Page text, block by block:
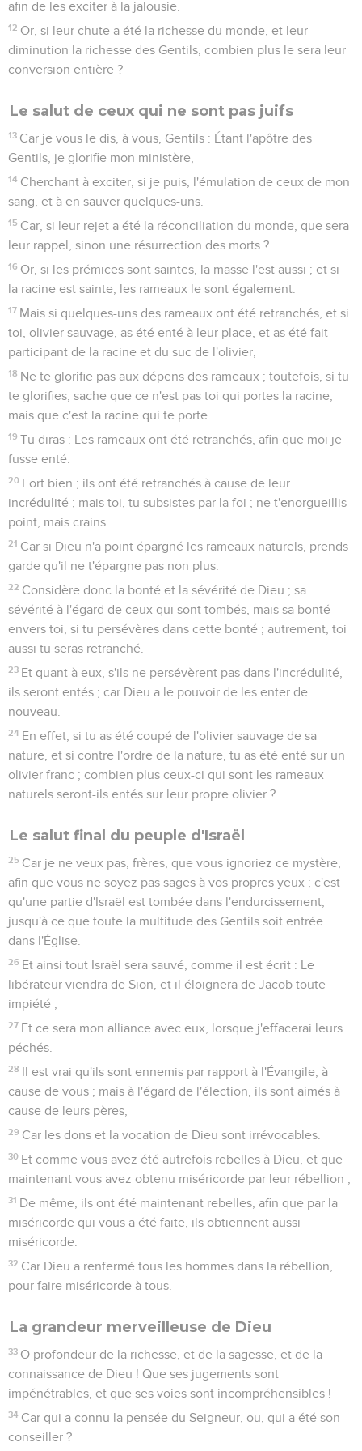
afin de les exciter à la jalousie.
12 Or, si leur chute a été la richesse du monde, et leur
diminution la richesse des Gentils, combien plus le sera leur
conversion entière ?
Le salut de ceux qui ne sont pas juifs
13 Car je vous le dis, à vous, Gentils : Étant l'apôtre des
Gentils, je glorifie mon ministère,
14 Cherchant à exciter, si je puis, l'émulation de ceux de mon
sang, et à en sauver quelques-uns.
15 Car, si leur rejet a été la réconciliation du monde, que sera
leur rappel, sinon une résurrection des morts ?
16 Or, si les prémices sont saintes, la masse l'est aussi ; et si
la racine est sainte, les rameaux le sont également.
17 Mais si quelques-uns des rameaux ont été retranchés, et si
toi, olivier sauvage, as été enté à leur place, et as été fait
participant de la racine et du suc de l'olivier,
18 Ne te glorifie pas aux dépens des rameaux ; toutefois, si tu
te glorifies, sache que ce n'est pas toi qui portes la racine,
mais que c'est la racine qui te porte.
19 Tu diras : Les rameaux ont été retranchés, afin que moi je
fusse enté.
20 Fort bien ; ils ont été retranchés à cause de leur
incrédulité ; mais toi, tu subsistes par la foi ; ne t'enorgueillis
point, mais crains.
21 Car si Dieu n'a point épargné les rameaux naturels, prends
garde qu'il ne t'épargne pas non plus.
22 Considère donc la bonté et la sévérité de Dieu ; sa
sévérité à l'égard de ceux qui sont tombés, mais sa bonté
envers toi, si tu persévères dans cette bonté ; autrement, toi
aussi tu seras retranché.
23 Et quant à eux, s'ils ne persévèrent pas dans l'incrédulité,
ils seront entés ; car Dieu a le pouvoir de les enter de
nouveau.
24 En effet, si tu as été coupé de l'olivier sauvage de sa
nature, et si contre l'ordre de la nature, tu as été enté sur un
olivier franc ; combien plus ceux-ci qui sont les rameaux
naturels seront-ils entés sur leur propre olivier ?
Le salut final du peuple d'Israël
25 Car je ne veux pas, frères, que vous ignoriez ce mystère,
afin que vous ne soyez pas sages à vos propres yeux ; c'est
qu'une partie d'Israël est tombée dans l'endurcissement,
jusqu'à ce que toute la multitude des Gentils soit entrée
dans l'Église.
26 Et ainsi tout Israël sera sauvé, comme il est écrit : Le
libérateur viendra de Sion, et il éloignera de Jacob toute
impiété ;
27 Et ce sera mon alliance avec eux, lorsque j'effacerai leurs
péchés.
28 Il est vrai qu'ils sont ennemis par rapport à l'Évangile, à
cause de vous ; mais à l'égard de l'élection, ils sont aimés à
cause de leurs pères,
29 Car les dons et la vocation de Dieu sont irrévocables.
30 Et comme vous avez été autrefois rebelles à Dieu, et que
maintenant vous avez obtenu miséricorde par leur rébellion ;
31 De même, ils ont été maintenant rebelles, afin que par la
miséricorde qui vous a été faite, ils obtiennent aussi
miséricorde.
32 Car Dieu a renfermé tous les hommes dans la rébellion,
pour faire miséricorde à tous.
La grandeur merveilleuse de Dieu
33 O profondeur de la richesse, et de la sagesse, et de la
connaissance de Dieu ! Que ses jugements sont
impénétrables, et que ses voies sont incompréhensibles !
34 Car qui a connu la pensée du Seigneur, ou, qui a été son
conseiller ?